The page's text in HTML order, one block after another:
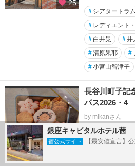
25
# シアタートラム
# レディエント
# 白井晃 #井
#清原果耶 #
#小宮山智津子
10
長谷川町子記
パス2026・4
by mikanさん
2026/04/29 -
#サザエさん
銀座キャピタルホテル茜
宿公式サイト 【最安値宣言】